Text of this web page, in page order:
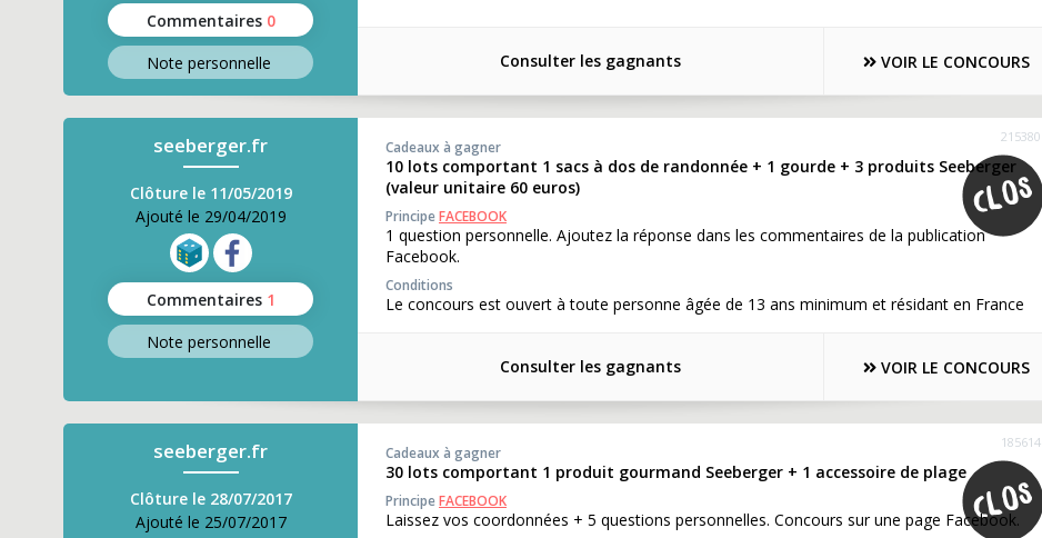
Commentaires 0
Note personnelle Consulter les gagnants VOIR LE CONCOURS
seeberger.fr
Clôture le 11/05/2019
Ajouté le 29/04/2019
Commentaires 1
Note personnelle
215380
Cadeaux à gagner
10 lots comportant 1 sacs à dos de randonnée + 1 gourde + 3 produits Seeberger
(valeur unitaire 60 euros)
PrincipeFACEBOOK
1 question personnelle. Ajoutez la réponse dans les commentaires de la publication
Facebook.
Conditions
Le concours est ouvert à toute personne âgée de 13 ans minimum et résidant en France
Consulter les gagnants VOIR LE CONCOURS
seeberger.fr
Clôture le 28/07/2017
Ajouté le 25/07/2017
185614
Cadeaux à gagner
30 lots comportant 1 produit gourmand Seeberger + 1 accessoire de plage
PrincipeFACEBOOK
Laissez vos coordonnées + 5 questions personnelles. Concours sur une page Facebook.